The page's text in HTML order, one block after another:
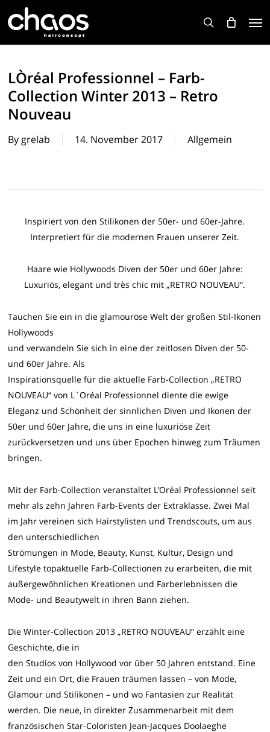
search
LÒréal Professionnel – Farb-
Collection Winter 2013 – Retro
Nouveau
By grelab 14. November 2017 Allgemein
Inspiriert von den Stilikonen der 50er- und 60er-Jahre.
Interpretiert für die modernen Frauen unserer Zeit.
Haare wie Hollywoods Diven der 50er und 60er Jahre:
Luxuriös, elegant und très chic mit „RETRO NOUVEAU“.
Tauchen Sie ein in die glamouröse Welt der großen Stil-Ikonen
Hollywoods
und verwandeln Sie sich in eine der zeitlosen Diven der 50-
und 60er Jahre. Als
Inspirationsquelle für die aktuelle Farb-Collection „RETRO
NOUVEAU“ von L`Oréal Professionnel diente die ewige
Eleganz und Schönheit der sinnlichen Diven und Ikonen der
50er und 60er Jahre, die uns in eine luxuriöse Zeit
zurückversetzen und uns über Epochen hinweg zum Träumen
bringen.
Mit der Farb-Collection veranstaltet L’Oréal Professionnel seit
mehr als zehn Jahren Farb-Events der Extraklasse. Zwei Mal
im Jahr vereinen sich Hairstylisten und Trendscouts, um aus
den unterschiedlichen
Strömungen in Mode, Beauty, Kunst, Kultur, Design und
Lifestyle topaktuelle Farb-Collectionen zu erarbeiten, die mit
außergewöhnlichen Kreationen und Farberlebnissen die
Mode- und Beautywelt in ihren Bann ziehen.
Die Winter-Collection 2013 „RETRO NOUVEAU“ erzählt eine
Geschichte, die in
den Studios von Hollywood vor über 50 Jahren entstand. Eine
Zeit und ein Ort, die Frauen träumen lassen – von Mode,
Glamour und Stilikonen – und wo Fantasien zur Realität
werden. Die neue, in direkter Zusammenarbeit mit dem
französischen Star-Coloristen Jean-Jacques Doolaeghe